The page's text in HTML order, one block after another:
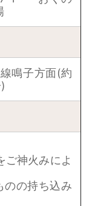
鳴子方面(約
ご神火みによ
のの持ち込み